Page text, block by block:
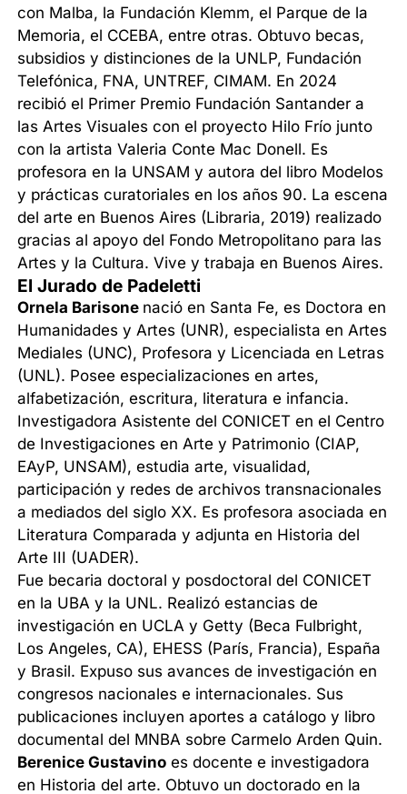
con Malba, la Fundación Klemm, el Parque de la
Memoria, el CCEBA, entre otras. Obtuvo becas,
subsidios y distinciones de la UNLP, Fundación
Telefónica, FNA, UNTREF, CIMAM. En 2024
recibió el Primer Premio Fundación Santander a
las Artes Visuales con el proyecto Hilo Frío junto
con la artista Valeria Conte Mac Donell. Es
profesora en la UNSAM y autora del libro Modelos
y prácticas curatoriales en los años 90. La escena
del arte en Buenos Aires (Libraria, 2019) realizado
gracias al apoyo del Fondo Metropolitano para las
Artes y la Cultura. Vive y trabaja en Buenos Aires.
El Jurado de Padeletti
Ornela Barisone nació en Santa Fe, es Doctora en
Humanidades y Artes (UNR), especialista en Artes
Mediales (UNC), Profesora y Licenciada en Letras
(UNL). Posee especializaciones en artes,
alfabetización, escritura, literatura e infancia.
Investigadora Asistente del CONICET en el Centro
de Investigaciones en Arte y Patrimonio (CIAP,
EAyP, UNSAM), estudia arte, visualidad,
participación y redes de archivos transnacionales
a mediados del siglo XX. Es profesora asociada en
Literatura Comparada y adjunta en Historia del
Arte III (UADER).
Fue becaria doctoral y posdoctoral del CONICET
en la UBA y la UNL. Realizó estancias de
investigación en UCLA y Getty (Beca Fulbright,
Los Angeles, CA), EHESS (París, Francia), España
y Brasil. Expuso sus avances de investigación en
congresos nacionales e internacionales. Sus
publicaciones incluyen aportes a catálogo y libro
documental del MNBA sobre Carmelo Arden Quin.
Berenice Gustavino es docente e investigadora
en Historia del arte. Obtuvo un doctorado en la